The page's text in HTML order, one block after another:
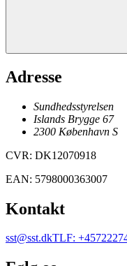
Adresse
Sundhedsstyrelsen
Islands Brygge 67
2300 København S
CVR: DK12070918
EAN: 5798000363007
Kontakt
sst@sst.dkTLF: